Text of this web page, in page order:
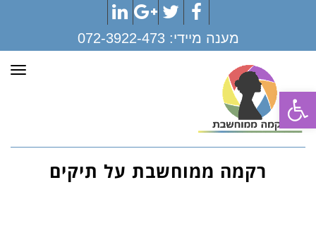
פתח סרגל נגישות
Facebook
Twitter
Google+
LinkedIn
מענה מיידי:072-3922-473
רקמה ממוחשבת על תיקים